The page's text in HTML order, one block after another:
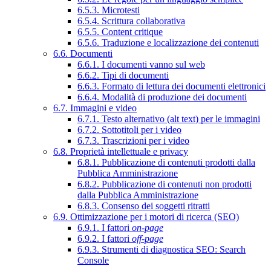
6.5.3. Microtesti
6.5.4. Scrittura collaborativa
6.5.5. Content critique
6.5.6. Traduzione e localizzazione dei contenuti
6.6. Documenti
6.6.1. I documenti vanno sul web
6.6.2. Tipi di documenti
6.6.3. Formato di lettura dei documenti elettronici
6.6.4. Modalità di produzione dei documenti
6.7. Immagini e video
6.7.1. Testo alternativo (alt text) per le immagini
6.7.2. Sottotitoli per i video
6.7.3. Trascrizioni per i video
6.8. Proprietà intellettuale e privacy
6.8.1. Pubblicazione di contenuti prodotti dalla
Pubblica Amministrazione
6.8.2. Pubblicazione di contenuti non prodotti
dalla Pubblica Amministrazione
6.8.3. Consenso dei soggetti ritratti
6.9. Ottimizzazione per i motori di ricerca (SEO)
6.9.1. I fattori on-page
6.9.2. I fattori off-page
6.9.3. Strumenti di diagnostica SEO: Search
Console